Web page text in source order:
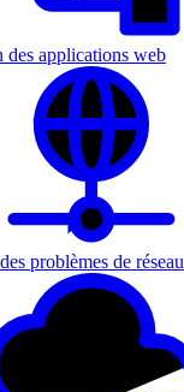
applications web
problèmes de réseau